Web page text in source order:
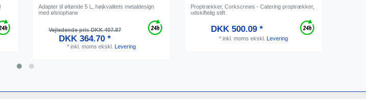
Adapter til øltønde 5 L, højkvalitets metaldesign
med ølstophane
Vejledende pris DKK 407.87
DKK 364.70 *
* inkl. moms ekskl. Levering
Proptrækker, Corkscrews - Catering proptrækker,
udskiftelig stift
DKK 500.09 *
* inkl. moms ekskl. Levering